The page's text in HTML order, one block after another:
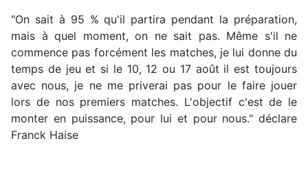
"On sait à 95 % qu'il partira pendant la préparation,
mais à quel moment, on ne sait pas. Même s'il ne
commence pas forcément les matches, je lui donne du
temps de jeu et si le 10, 12 ou 17 août il est toujours
avec nous, je ne me priverai pas pour le faire jouer
lors de nos premiers matches. L'objectif c'est de le
monter en puissance, pour lui et pour nous." déclare
Franck Haise